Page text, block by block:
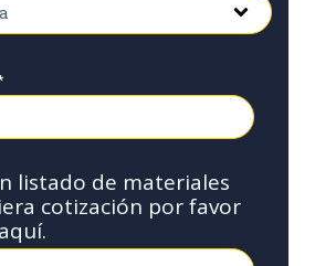
listado de materiales
cotización por favor